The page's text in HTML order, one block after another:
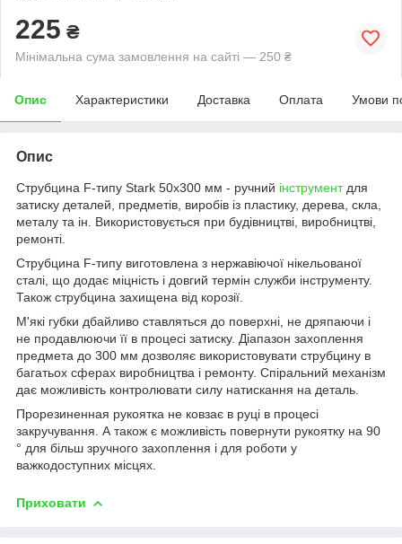
225 ₴
Мінімальна сума замовлення на сайті — 250 ₴
Опис Характеристики Доставка Оплата Умови
Опис
Струбцина F-типу Stark 50x300 мм - ручний інструментдля
затиску деталей, предметів, виробів із пластику, дерева, скла,
металу та ін. Використовується при будівництві, виробництві,
ремонті.
Струбцина F-типу виготовлена з нержавіючої нікельованої
сталі, що додає міцність і довгий термін служби інструменту.
Також струбцина захищена від корозії.
М'які губки дбайливо ставляться до поверхні, не дряпаючи і
не продавлюючи її в процесі затиску. Діапазон захоплення
предмета до 300 мм дозволяє використовувати струбцину в
багатьох сферах виробництва і ремонту. Спіральний механізм
дає можливість контролювати силу натискання на деталь.
Прорезиненная рукоятка не ковзає в руці в процесі
закручування. А також є можливість повернути рукоятку на 90
° для більш зручного захоплення і для роботи у
важкодоступних місцях.
Приховати